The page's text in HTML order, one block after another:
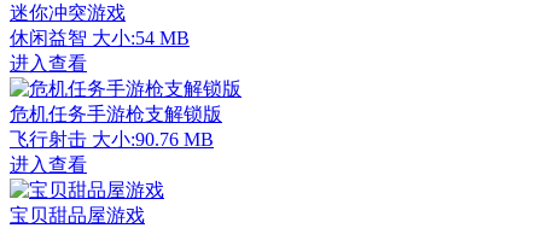
迷你冲突游戏
休闲益智 大小:54 MB
进入查看
危机任务手游枪支解锁版
飞行射击 大小:90.76 MB
进入查看
宝贝甜品屋游戏